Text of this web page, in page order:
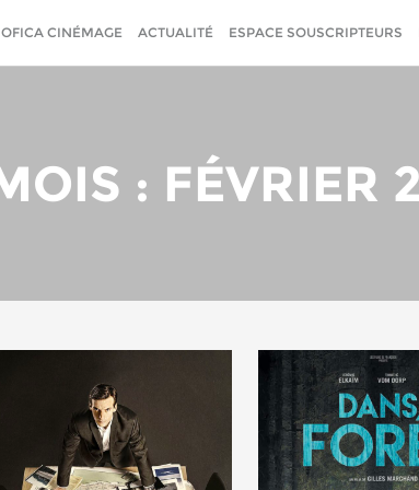
CINÉMAGE ACTUALITÉ ESPACE SOUSCRIPTEURS
: FÉVRIER